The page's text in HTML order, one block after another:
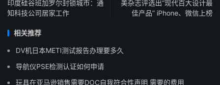
印度硅谷班加罗尔封锁城市：通
知科技公司居家工作
美杂志评选出“现代百大设计最
佳产品” iPhone、微信上榜
相关推荐
DV机日本METI测试报告办理要多久
导航仪PSE检测认证如何申请
玩具在亚马逊销售需要DOC自我符合性声明 需要的费用